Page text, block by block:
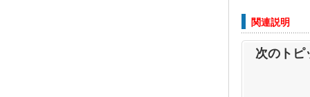
関連説明
次のトピ